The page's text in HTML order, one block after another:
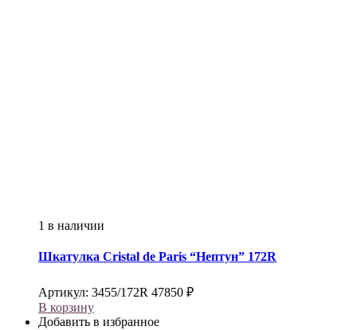
1 в наличии
Шкатулка Cristal de Paris “Нептун” 172R
Артикул: 3455/172R 47850 ₽
В корзину
Добавить в избранное